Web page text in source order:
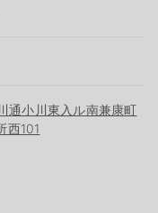
通小川東入ル南兼康町
西101